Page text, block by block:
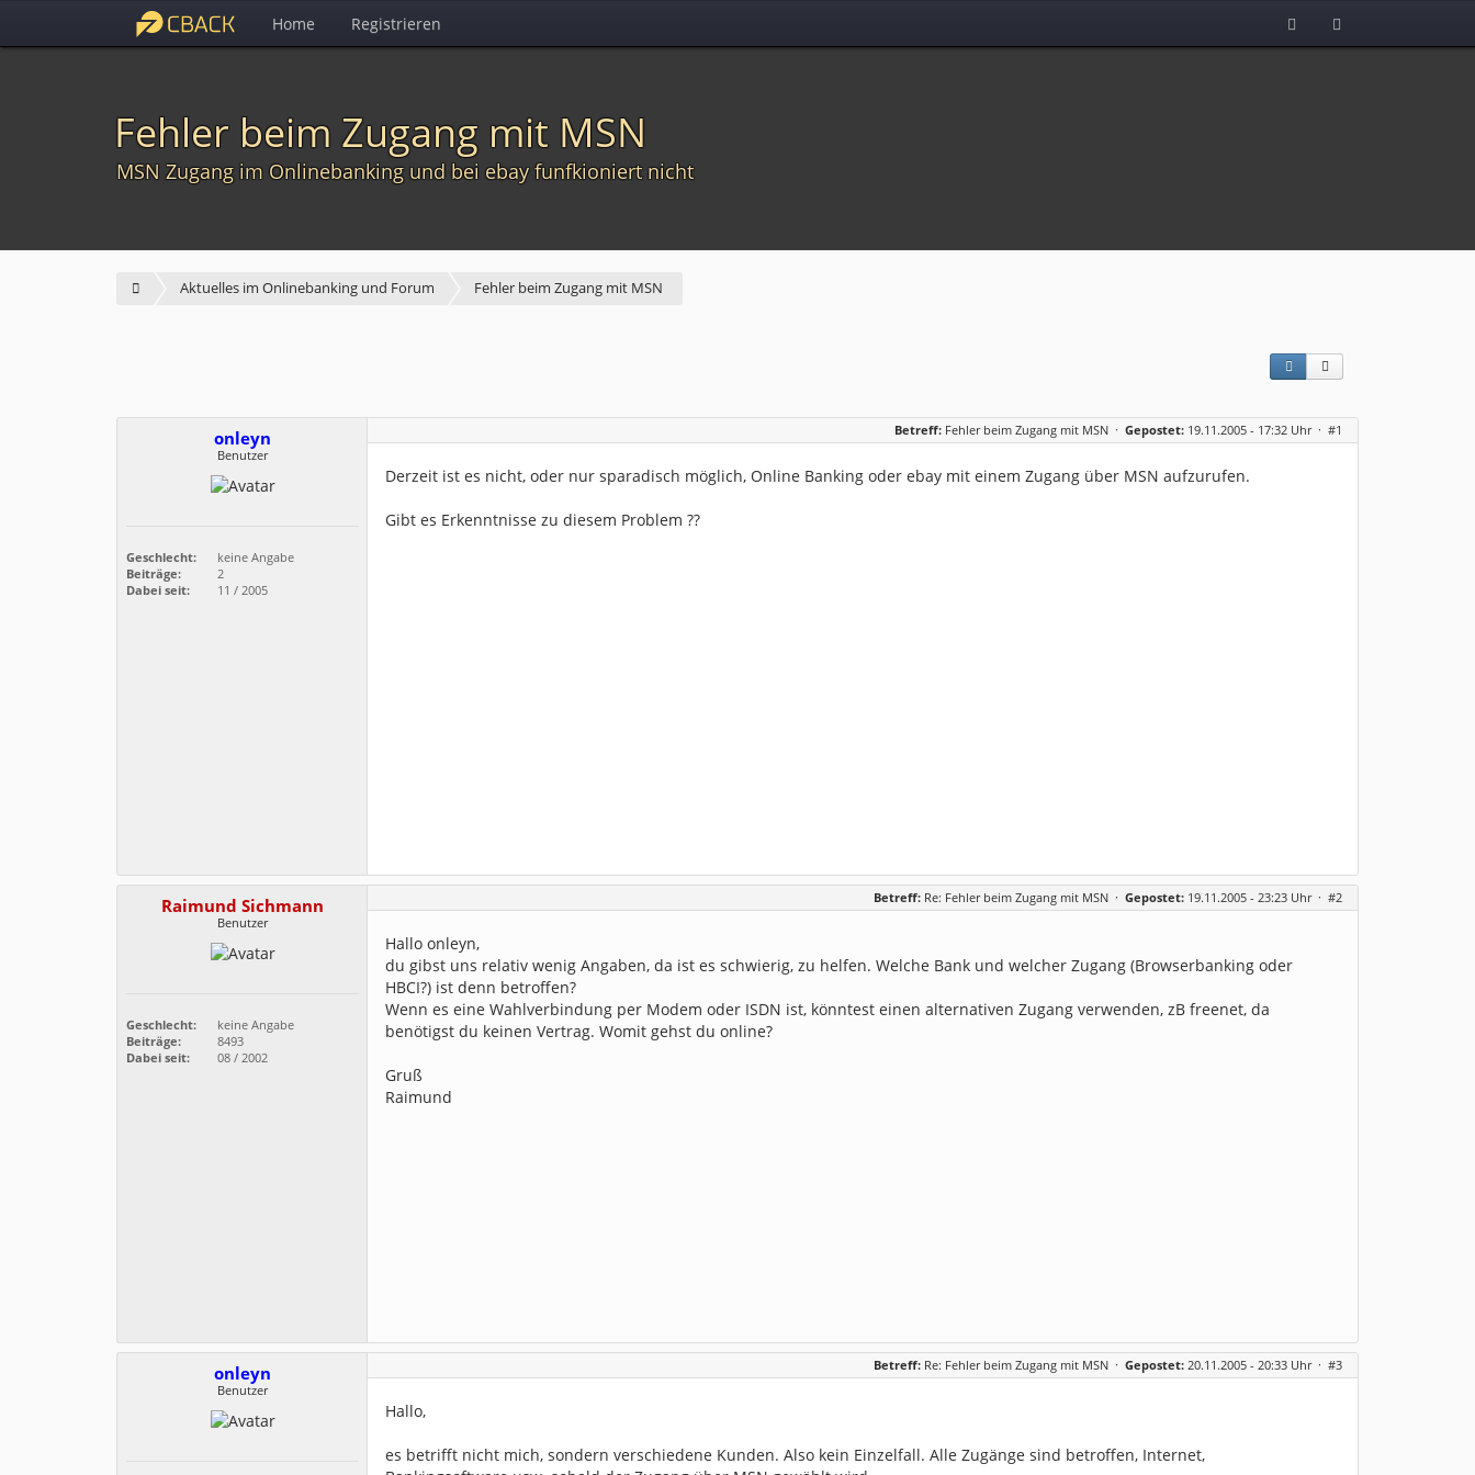
Home Registrieren
Fehler beim Zugang mit MSN
MSN Zugang im Onlinebanking und bei ebay funfkioniert nicht
Aktuelles im Onlinebanking und Forum Fehler beim Zugang mit MSN
onleyn
Benutzer
Geschlecht:
keine Angabe
Beiträge:
2
Dabei seit:
11 / 2005
Betreff: Fehler beim Zugang mit MSN · Gepostet: 19.11.2005 - 17:32 Uhr · #1
Derzeit ist es nicht, oder nur sparadisch möglich, Online Banking oder ebay mit einem Zugang über MSN aufzurufen.
Gibt es Erkenntnisse zu diesem Problem ??
Raimund Sichmann
Benutzer
Geschlecht:
keine Angabe
Beiträge:
8493
Dabei seit:
08 / 2002
Betreff: Re: Fehler beim Zugang mit MSN · Gepostet: 19.11.2005 - 23:23 Uhr · #2
Hallo onleyn,
du gibst uns relativ wenig Angaben, da ist es schwierig, zu helfen. Welche Bank und welcher Zugang (Browserbanking oder
HBCI?) ist denn betroffen?
Wenn es eine Wahlverbindung per Modem oder ISDN ist, könntest einen alternativen Zugang verwenden, zB freenet, da
benötigst du keinen Vertrag. Womit gehst du online?
Gruß
Raimund
onleyn
Benutzer
Betreff: Re: Fehler beim Zugang mit MSN · Gepostet: 20.11.2005 - 20:33 Uhr · #3
Hallo,
es betrifft nicht mich, sondern verschiedene Kunden. Also kein Einzelfall. Alle Zugänge sind betroffen, Internet,